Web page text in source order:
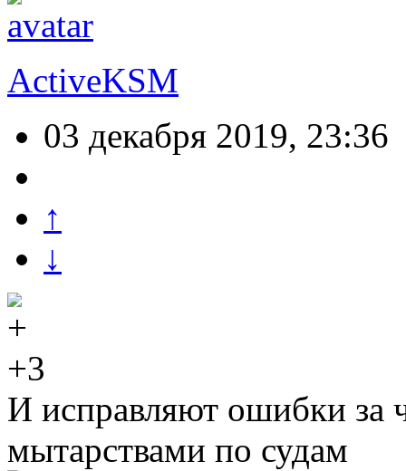
ActiveKSM
03 декабря 2019, 23:36
↑
↓
+3
И исправляют ошибки за
мытарствами по судам